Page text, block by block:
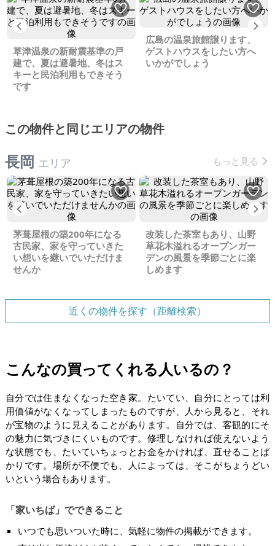
Previous
草津温泉の新耐震基準の戸
建で、夏は避暑地、冬はス
キーと民泊利用もできそう
です
広島の温泉旅館譲ります、
ゲストハウスをしたい方へ
いかがでしょう
この物件と同じエリアの物件
長岡 エリア もっと見る
Previous
茅葺屋根の築200年になる
古民家、家を守っていきた
い想いを継いでいただけま
せんか
改装した茶室もあり、山野
草花木溢れるオープンガー
デンの風景を季節ごとに楽
しめます
近くの物件を探す（距離検索）
こんなの買ってくれる人いるの？
自分では住まなくなった空き家。たいてい、自分にとっては利
用価値がなくなってしまったものですが、人から見ると、それ
が宝物のように見えることがあります。自分では、客観的にそ
の魅力に気づきにくいものです。修理しなければ使えないよう
な状態でも、たいていちょっとお金をかければ、直せることば
かりです。場所が不便でも、人によっては、そこがちょうどい
いという場合もあります。
「家いちば」でできること
いつでも思いついた時に、気軽に物件の掲載ができます。